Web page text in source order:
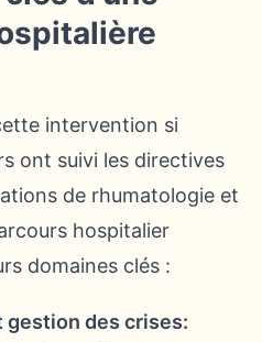
intervention si
ont suivi les directives
de rhumatologie et
hospitalier
domaines clés :
gestion des crises: